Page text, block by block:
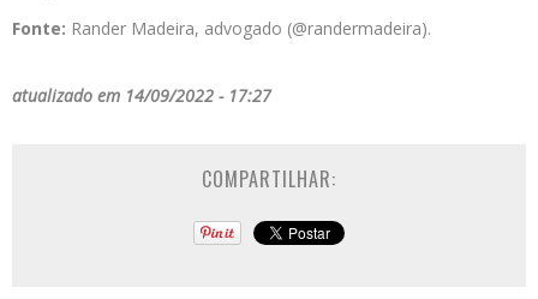
Fonte: Rander Madeira, advogado (@randermadeira).
atualizado em 14/09/2022 - 17:27
COMPARTILHAR: